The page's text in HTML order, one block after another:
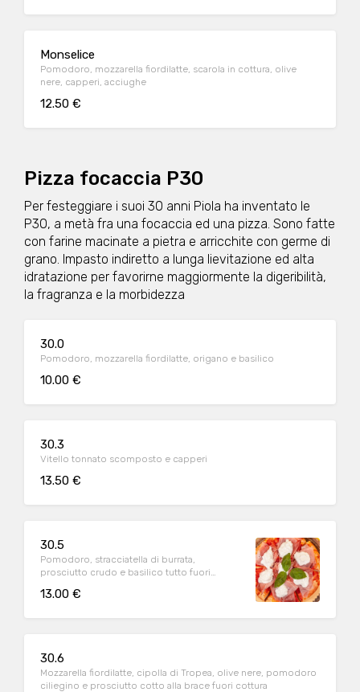
Monselice
Pomodoro, mozzarella fiordilatte, scarola in cottura, olive
nere, capperi, acciughe
12.50 €
Pizza focaccia P30
Per festeggiare i suoi 30 anni Piola ha inventato le
P30, a metà fra una focaccia ed una pizza. Sono fatte
con farine macinate a pietra e arricchite con germe di
grano. Impasto indiretto a lunga lievitazione ed alta
idratazione per favorirne maggiormente la digeribilità,
la fragranza e la morbidezza
30.0
Pomodoro, mozzarella fiordilatte, origano e basilico
10.00 €
30.3
Vitello tonnato scomposto e capperi
13.50 €
30.5
Pomodoro, stracciatella di burrata,
prosciutto crudo e basilico tutto fuori
13.00 €
30.6
Mozzarella fiordilatte, cipolla di Tropea, olive nere, pomodoro
ciliegino e prosciutto cotto alla brace fuori cottura